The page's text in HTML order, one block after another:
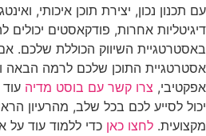
עם תכנון נכון, יצירת תוכן איכותי,
דיגיטליות אחרות, פודקאסטים
באסטרטגיית השיווק הכוללת שלכם.
אסטרטגיית התוכן שלכם לרמה הבאה
אפקטיבי, צרו קשר עם בוסט מדיה
יכול לסייע לכם בכל שלב, מהרעיון
מקצועית. לחצו כאן כדי ללמוד עוד על